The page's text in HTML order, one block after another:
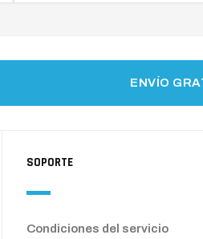
ENVÍO
SOPORTE
Condiciones del servicio